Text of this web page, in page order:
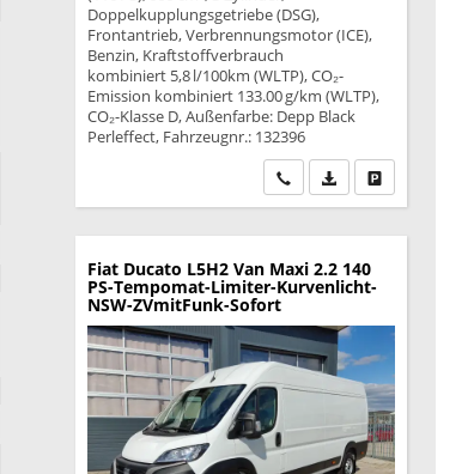
Doppelkupplungsgetriebe (DSG),
Frontantrieb, Verbrennungsmotor (ICE),
Benzin, Kraftstoffverbrauch
kombiniert 5,8 l/100km (WLTP), CO₂-
Emission kombiniert 133.00 g/km (WLTP),
CO₂-Klasse D, Außenfarbe: Depp Black
Perleffect, Fahrzeugnr.: 132396
Wir rufen Sie an
PDF-Datei,Drucken,
Fiat Ducato L5H2 Van Maxi 2.2 140
PS-Tempomat-Limiter-Kurvenlicht-
NSW-ZVmitFunk-Sofort